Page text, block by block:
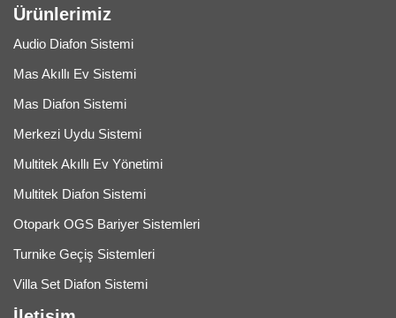
Ürünlerimiz
Audio Diafon Sistemi
Mas Akıllı Ev Sistemi
Mas Diafon Sistemi
Merkezi Uydu Sistemi
Multitek Akıllı Ev Yönetimi
Multitek Diafon Sistemi
Otopark OGS Bariyer Sistemleri
Turnike Geçiş Sistemleri
Villa Set Diafon Sistemi